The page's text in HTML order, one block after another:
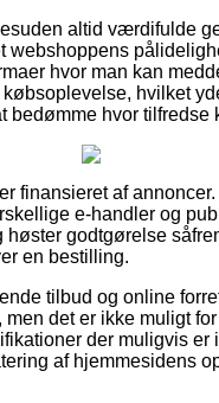
altid værdifulde
webshoppens
hvor man kan
hvilket
bedømme hvor tilfredse
finansieret af
e-handler og
høster godtgørelse
en bestilling.
tilbud og online
det er ikke muligt
der muligvis er
af hjemmesidens